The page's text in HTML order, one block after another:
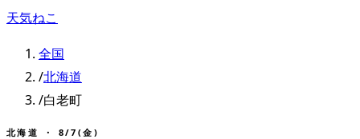
天気ねこ
全国
/北海道
/白老町
北海道 ・ 8/7(金)